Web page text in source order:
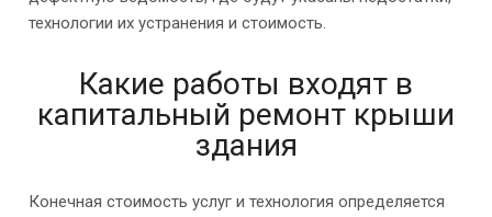
технологии их устранения и стоимость.
Какие работы входят в
капитальный ремонт крыши
здания
Конечная стоимость услуг и технология определяется